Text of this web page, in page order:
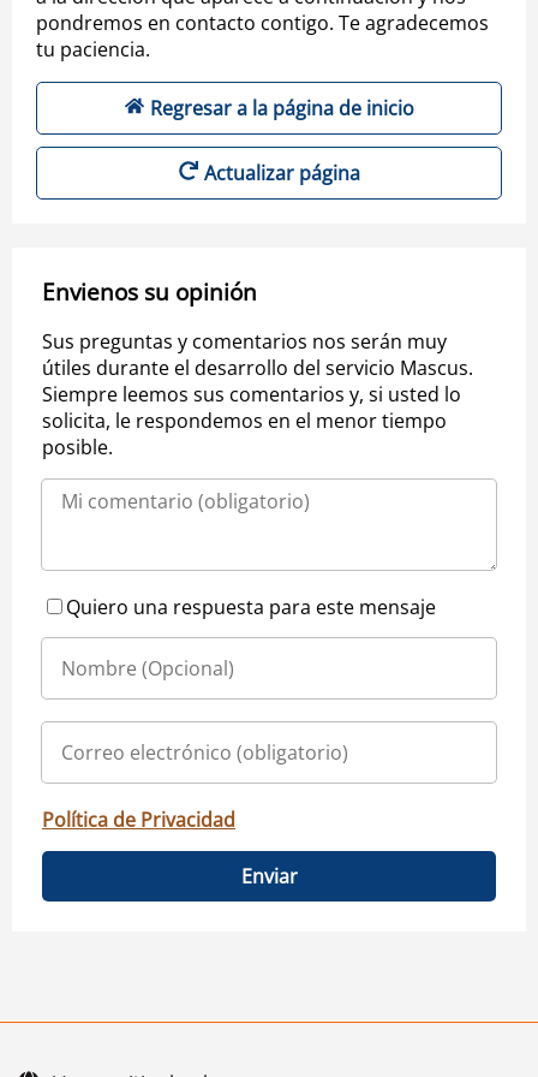
pondremos en contacto contigo. Te agradecemos
tu paciencia.
Regresar a la página de inicio
Actualizar página
Envienos su opinión
Sus preguntas y comentarios nos serán muy
útiles durante el desarrollo del servicio Mascus.
Siempre leemos sus comentarios y, si usted lo
solicita, le respondemos en el menor tiempo
posible.
Quiero una respuesta para este mensaje
Política de Privacidad
Enviar